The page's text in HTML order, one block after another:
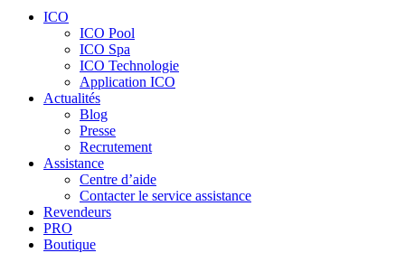
ICO
ICO Pool
ICO Spa
ICO Technologie
Application ICO
Actualités
Blog
Presse
Recrutement
Assistance
Centre d’aide
Contacter le service assistance
Revendeurs
PRO
Boutique